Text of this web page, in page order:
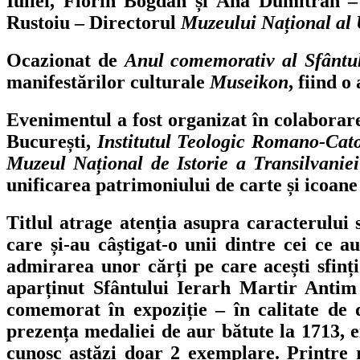
Rustoiu – DirectorulMuzeului Național al
Ocazionat deAnul comemorativ al
manifestărilor culturaleMuseikon, fiind o
Evenimentul a fost organizat în
București,Institutul Teologic Romano-
Muzeul Național de Istorie a Transilvaniei
unificarea patrimoniului de carte și
Titlul atrage atenția asupra caracterului
care și-au câștigat-o unii dintre cei ce
admirarea unor cărți pe care acești
aparținut Sfântului Ierarh Martir Antim
comemorat în expoziție – în calitate
prezența medaliei de aur bătute la
cunosc astăzi doar 2 exemplare.